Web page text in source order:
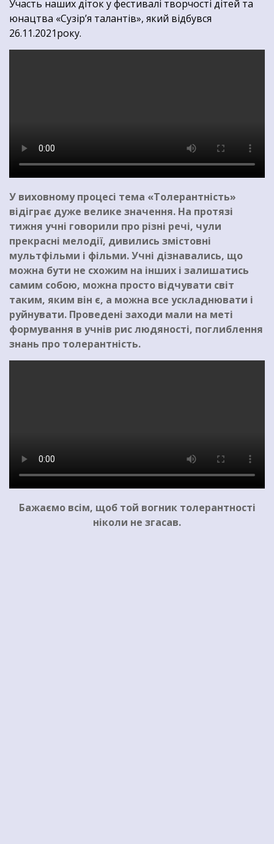
Участь наших діток у фестивалі творчості дітей та
юнацтва «Сузір’я талантів», який відбувся
26.11.2021року.
У виховному процесі тема «Толерантність»
відіграє дуже велике значення. На протязі
тижня учні говорили про різні речі, чули
прекрасні мелодії, дивились змістовні
мультфільми і фільми. Учні дізнавались, що
можна бути не схожим на інших і залишатись
самим собою, можна просто відчувати світ
таким, яким він є, а можна все ускладнювати і
руйнувати. Проведені заходи мали на меті
формування в учнів рис людяності, поглиблення
знань про толерантність.
Бажаємо всім, щоб той вогник толерантності
ніколи не згасав.